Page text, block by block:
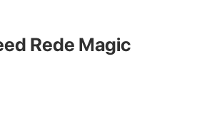
Rede Magic